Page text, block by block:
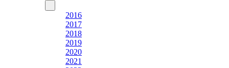
2016
2017
2018
2019
2020
2021